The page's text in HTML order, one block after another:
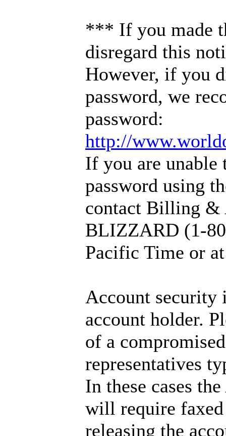
*** If you made
disregard this
However, if you
password, we
password:
http://
If you are
password using
contact Billing &
BLIZZARD (1-
Pacific Time or
Account security
account holder.
of a
representatives
In these cases
will require
releasing the